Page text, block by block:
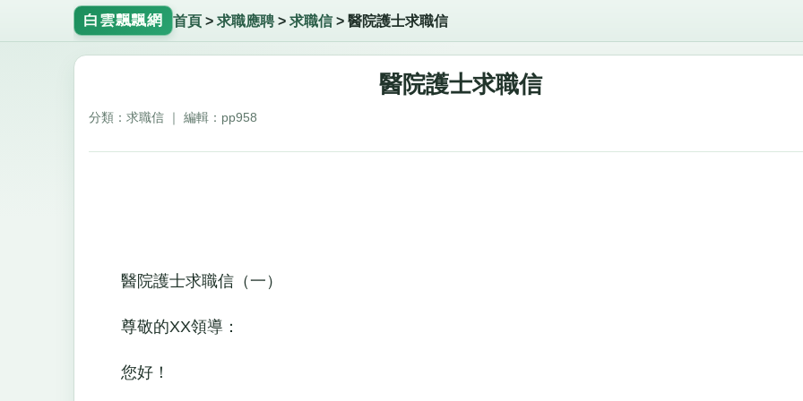
白雲飄飄網 首頁> 求職應聘> 求職信> 醫院護士求職信
醫院護士求職信
分類：求職信 ｜ 編輯：pp958
醫院護士求職信（一）
尊敬的XX領導：
您好！